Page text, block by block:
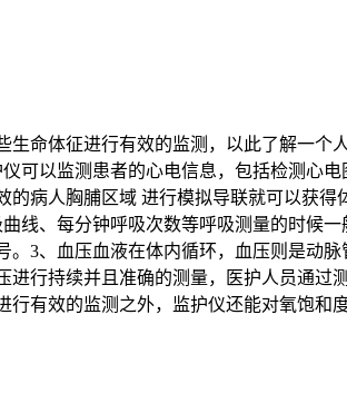
命体征进行有效的监测，以此了解一
可以监测患者的心电信息，包括检测心
病人胸脯区域 进行模拟导联就可以获
线、每分钟呼吸次数等呼吸测量的时候
3、血压血液在体内循环，血压则是动
行持续并且准确的测量，医护人员通
有效的监测之外，监护仪还能对氧饱